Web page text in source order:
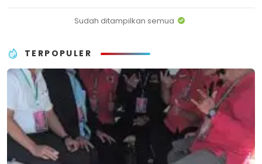
Sudah ditampilkan semua
TERPOPULER